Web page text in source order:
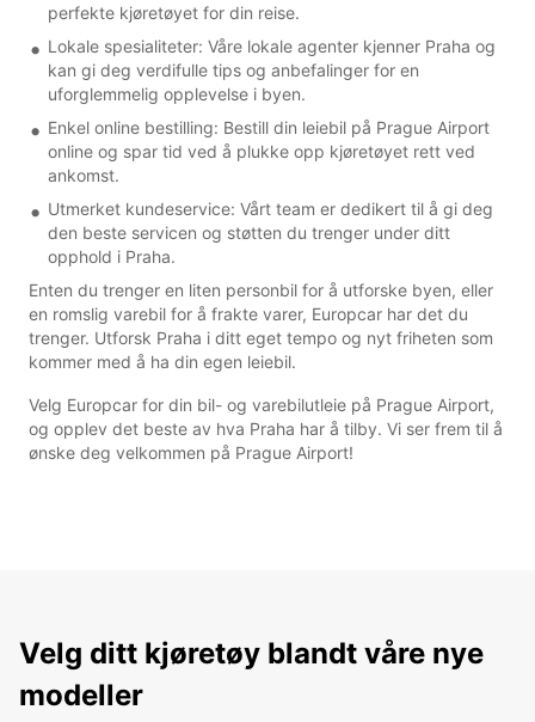
perfekte kjøretøyet for din reise.
Lokale spesialiteter: Våre lokale agenter kjenner Praha og
kan gi deg verdifulle tips og anbefalinger for en
uforglemmelig opplevelse i byen.
Enkel online bestilling: Bestill din leiebil på Prague Airport
online og spar tid ved å plukke opp kjøretøyet rett ved
ankomst.
Utmerket kundeservice: Vårt team er dedikert til å gi deg
den beste servicen og støtten du trenger under ditt
opphold i Praha.
Enten du trenger en liten personbil for å utforske byen, eller
en romslig varebil for å frakte varer, Europcar har det du
trenger. Utforsk Praha i ditt eget tempo og nyt friheten som
kommer med å ha din egen leiebil.
Velg Europcar for din bil- og varebilutleie på Prague Airport,
og opplev det beste av hva Praha har å tilby. Vi ser frem til å
ønske deg velkommen på Prague Airport!
Velg ditt kjøretøy blandt våre nye
modeller